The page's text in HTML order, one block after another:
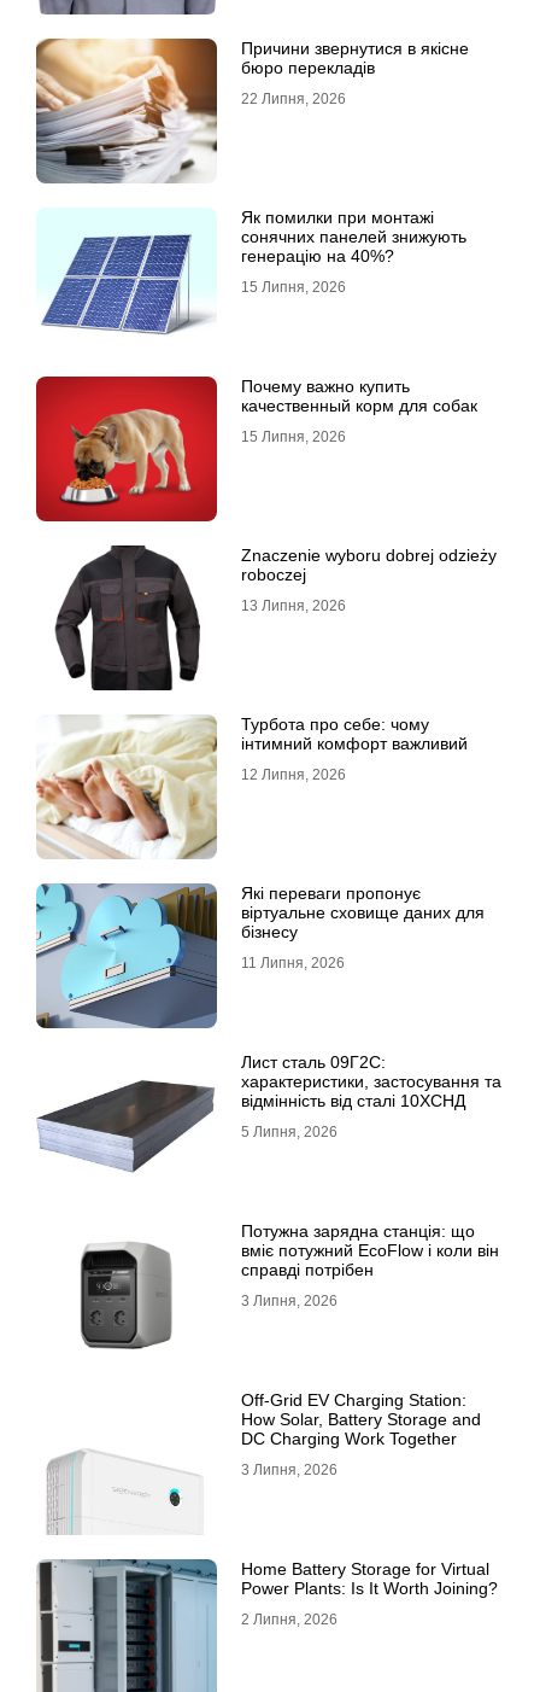
Причини звернутися в якісне
бюро перекладів
22 Липня, 2026
Як помилки при монтажі
сонячних панелей знижують
генерацію на 40%?
15 Липня, 2026
Почему важно купить
качественный корм для собак
15 Липня, 2026
Znaczenie wyboru dobrej odzieży
roboczej
13 Липня, 2026
Турбота про себе: чому
інтимний комфорт важливий
12 Липня, 2026
Які переваги пропонує
віртуальне сховище даних для
бізнесу
11 Липня, 2026
Лист сталь 09Г2С:
характеристики, застосування та
відмінність від сталі 10ХСНД
5 Липня, 2026
Потужна зарядна станція: що
вміє потужний EcoFlow і коли він
справді потрібен
3 Липня, 2026
Off-Grid EV Charging Station:
How Solar, Battery Storage and
DC Charging Work Together
3 Липня, 2026
Home Battery Storage for Virtual
Power Plants: Is It Worth Joining?
2 Липня, 2026